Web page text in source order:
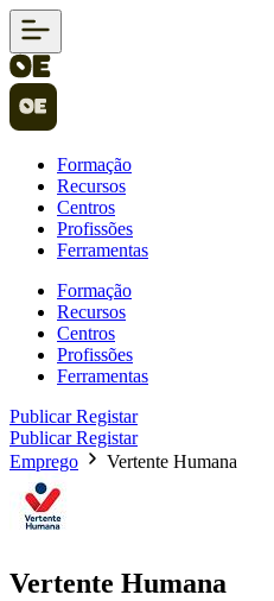
Formação
Recursos
Centros
Profissões
Ferramentas
Formação
Recursos
Centros
Profissões
Ferramentas
PublicarRegistar
PublicarRegistar
Emprego
Vertente Humana
Vertente Humana